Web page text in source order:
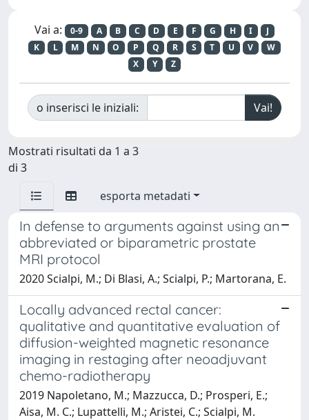
Vai a: 0-9 A B C D E F G H I
J
K
L M N O P Q R S T U V
W
X
Y Z
o inserisci le iniziali:
Mostrati risultati da 1 a 3
di 3
esporta metadati
In defense to arguments against using an
abbreviated or biparametric prostate
MRI protocol
2020 Scialpi, M.; Di Blasi, A.; Scialpi, P.; Martorana, E.
Locally advanced rectal cancer:
qualitative and quantitative evaluation of
diffusion-weighted magnetic resonance
imaging in restaging after neoadjuvant
chemo-radiotherapy
2019 Napoletano, M.; Mazzucca, D.; Prosperi, E.;
Aisa, M. C.; Lupattelli, M.; Aristei, C.; Scialpi, M.